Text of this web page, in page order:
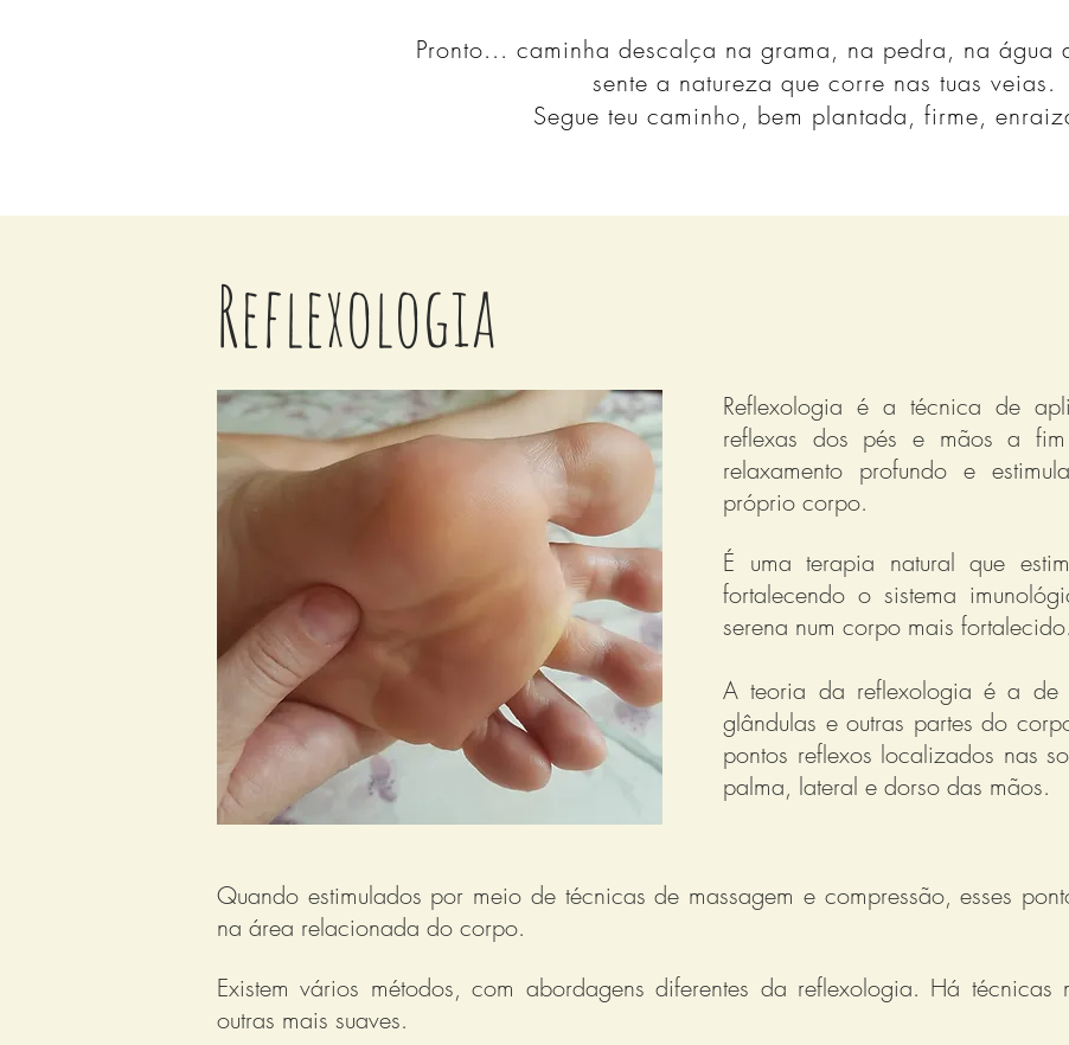
Pronto... caminha descalça na grama, na pedra, na água
sente a natureza que corre nas tuas veias.
Segue teu caminho, bem plantada, firme,
Reflexologia
Reflexologia é a técnica de
reflexas dos pés e mãos a
relaxamento profundo e
próprio corpo.
É uma terapia natural que
fortalecendo o sistema
serena num corpo mais fortalecido.
A teoria da reflexologia é a de
glândulas e outras partes do
pontos reflexos localizados nas
palma, lateral e dorso das mãos.
Quando estimulados por meio de técnicas de massagem e compressão, esses
na área relacionada do corpo.
Existem vários métodos, com abordagens diferentes da reflexologia. Há
outras mais suaves.